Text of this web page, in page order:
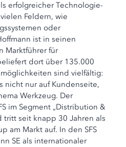
erfolgreicher Technologie-
Feldern, wie
oder
ist in seinen
Marktführer für
dort über 135.000
sind vielfältig:
nicht nur auf Kundenseite,
Werkzeug. Der
im Segment „Distribution &
tritt seit knapp 30 Jahren als
am Markt auf. In den SFS
SE als internationaler